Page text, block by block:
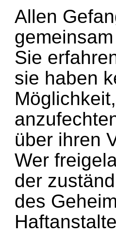
Allen
Sie
sie haben
über ihren
Wer
der
des